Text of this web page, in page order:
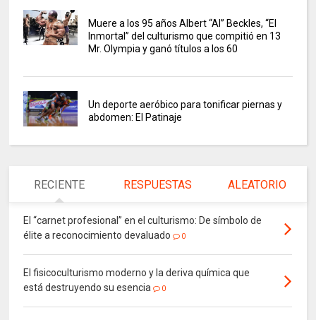
Muere a los 95 años Albert “Al” Beckles, “El
Inmortal” del culturismo que compitió en 13
Mr. Olympia y ganó títulos a los 60
Un deporte aeróbico para tonificar piernas y
abdomen: El Patinaje
RECIENTE RESPUESTAS ALEATORIO
El “carnet profesional” en el culturismo: De símbolo de
élite a reconocimiento devaluado
0
El fisicoculturismo moderno y la deriva química que
está destruyendo su esencia
0